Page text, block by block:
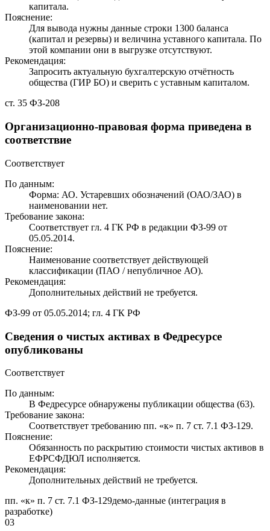
капитала.
Пояснение:
Для вывода нужны данные строки 1300 баланса
(капитал и резервы) и величина уставного капитала. По
этой компании они в выгрузке отсутствуют.
Рекомендация:
Запросить актуальную бухгалтерскую отчётность
общества (ГИР БО) и сверить с уставным капиталом.
ст. 35 ФЗ-208
Организационно-правовая форма приведена в
соответствие
Соответствует
По данным:
Форма: АО. Устаревших обозначений (ОАО/ЗАО) в
наименовании нет.
Требование закона:
Соответствует гл. 4 ГК РФ в редакции ФЗ-99 от
05.05.2014.
Пояснение:
Наименование соответствует действующей
классификации (ПАО / непубличное АО).
Рекомендация:
Дополнительных действий не требуется.
ФЗ-99 от 05.05.2014; гл. 4 ГК РФ
Сведения о чистых активах в Федресурсе
опубликованы
Соответствует
По данным:
В Федресурсе обнаружены публикации общества (63).
Требование закона:
Соответствует требованию пп. «к» п. 7 ст. 7.1 ФЗ-129.
Пояснение:
Обязанность по раскрытию стоимости чистых активов в
ЕФРСФДЮЛ исполняется.
Рекомендация:
Дополнительных действий не требуется.
пп. «к» п. 7 ст. 7.1 ФЗ-129демо-данные (интеграция в
разработке)
03